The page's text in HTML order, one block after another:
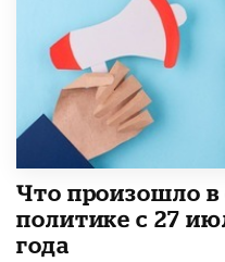
​Что произошло в
политике с 27
года